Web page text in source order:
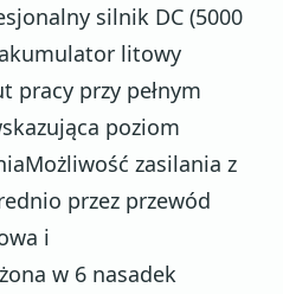
silnik DC (5000
litowy
pracy przy pełnym
poziom
zasilania z
przez przewód
i
w 6 nasadek